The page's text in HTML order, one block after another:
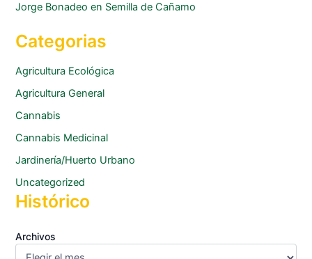
Jorge Bonadeo en Semilla de Cañamo
Categorias
Agricultura Ecológica
Agricultura General
Cannabis
Cannabis Medicinal
Jardinería/Huerto Urbano
Uncategorized
Histórico
Archivos